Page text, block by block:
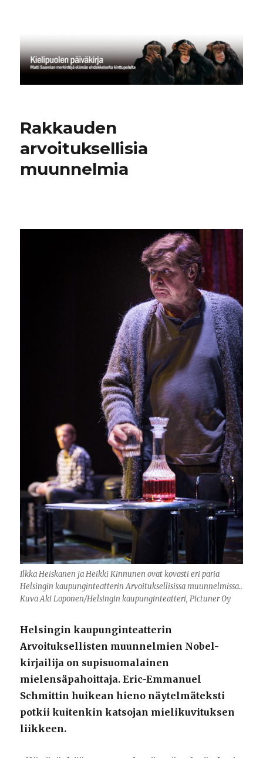
Rakkauden
arvoituksellisia
muunnelmia
Ilkka Heiskanen ja Heikki Kinnunen ovat kovasti eri paria
Helsingin kaupunginteatterin Arvoituksellisissa muunnelmissa..
Kuva Aki Loponen/Helsingin kaupunginteatteri, Pictuner Oy
Helsingin kaupunginteatterin
Arvoituksellisten muunnelmien Nobel-
kirjailija on supisuomalainen
mielensäpahoittaja. Eric-Emmanuel
Schmittin huikean hieno näytelmäteksti
potkii kuitenkin katsojan mielikuvituksen
liikkeen.